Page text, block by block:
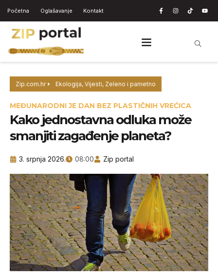
Početna Oglašavanje Kontakt
Zip.com.hr Ekologija, Vijesti, Zeleno i pametno
MEĐUNARODNI JE DAN BEZ PLASTIČNIH VREĆICA
Kako jednostavna odluka može
smanjiti zagađenje planeta?
3. srpnja 2026. 08:00 Zip portal